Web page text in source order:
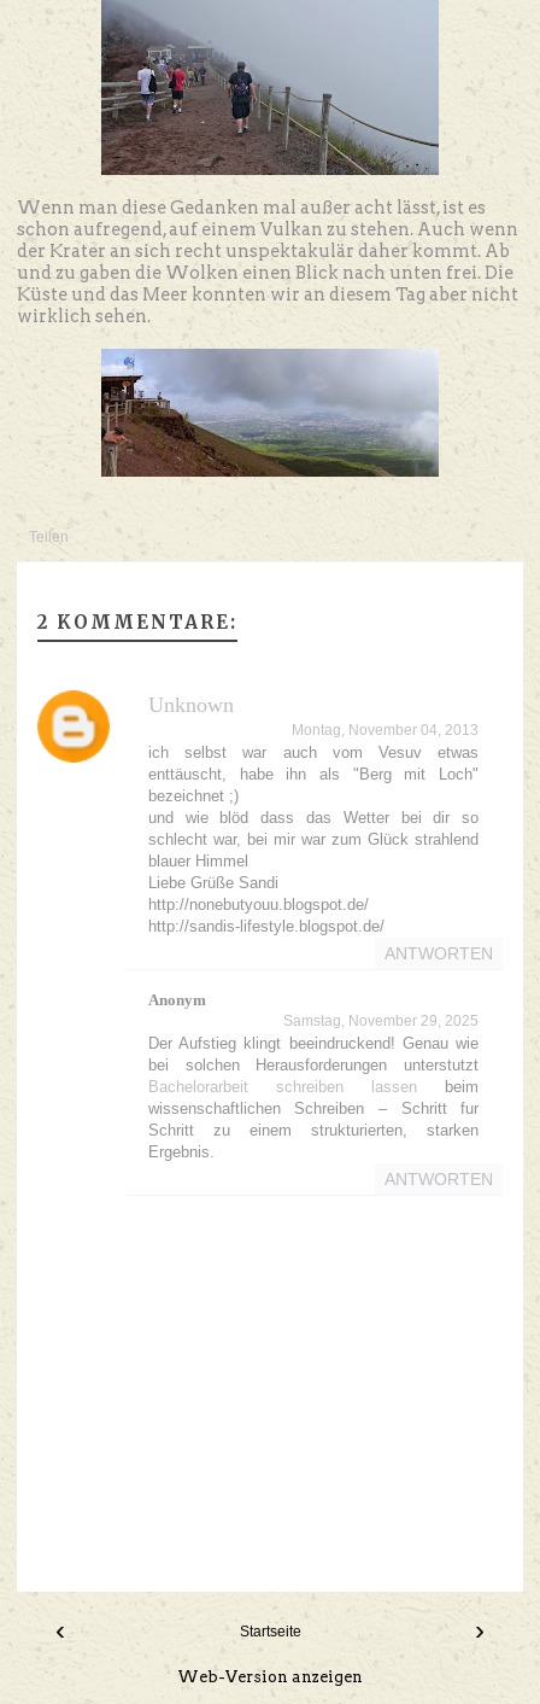
Wenn man diese Gedanken mal außer acht lässt, ist es
schon aufregend, auf einem Vulkan zu stehen. Auch wenn
der Krater an sich recht unspektakulär daher kommt. Ab
und zu gaben die Wolken einen Blick nach unten frei. Die
Küste und das Meer konnten wir an diesem Tag aber nicht
wirklich sehen.
Teilen
2 KOMMENTARE:
Unknown
Montag, November 04, 2013
ich selbst war auch vom Vesuv etwas
enttäuscht, habe ihn als "Berg mit Loch"
bezeichnet ;)
und wie blöd dass das Wetter bei dir so
schlecht war, bei mir war zum Glück strahlend
blauer Himmel
Liebe Grüße Sandi
http://nonebutyouu.blogspot.de/
http://sandis-lifestyle.blogspot.de/
ANTWORTEN
Anonym
Samstag, November 29, 2025
Der Aufstieg klingt beeindruckend! Genau wie
bei solchen Herausforderungen unterstutzt
Bachelorarbeit schreiben lassen beim
wissenschaftlichen Schreiben – Schritt fur
Schritt zu einem strukturierten, starken
Ergebnis.
ANTWORTEN
‹ ›
Startseite
Web-Version anzeigen